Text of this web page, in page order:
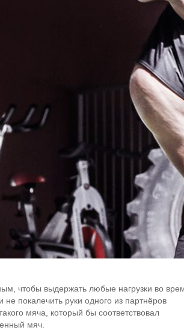
чтобы выдержать любые нагрузки во
покалечить руки одного из партнёров
мяча, который бы соответствовал
мяч.